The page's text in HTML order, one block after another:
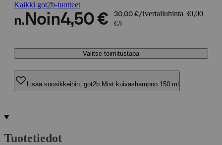
Kaikki got2b-tuotteet
n. Noin4,50 € 30,00 €/l vertailuhinta 30,00
€/l
Valitse toimitustapa
Lisää suosikkeihin, got2b Mist kuivashampoo 150 ml
Tuotetiedot